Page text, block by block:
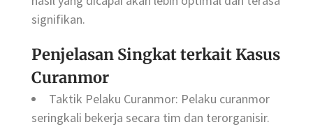
signifikan.
Penjelasan Singkat terkait Kasus
Curanmor
Taktik Pelaku Curanmor: Pelaku curanmor
seringkali bekerja secara tim dan terorganisir.